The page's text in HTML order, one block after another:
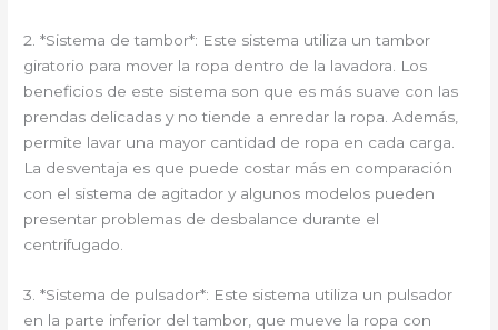
2. *Sistema de tambor*: Este sistema utiliza un tambor
giratorio para mover la ropa dentro de la lavadora. Los
beneficios de este sistema son que es más suave con las
prendas delicadas y no tiende a enredar la ropa. Además,
permite lavar una mayor cantidad de ropa en cada carga.
La desventaja es que puede costar más en comparación
con el sistema de agitador y algunos modelos pueden
presentar problemas de desbalance durante el
centrifugado.
3. *Sistema de pulsador*: Este sistema utiliza un pulsador
en la parte inferior del tambor, que mueve la ropa con